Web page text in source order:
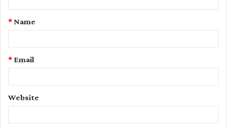
t
Name
*
Email
*
Website